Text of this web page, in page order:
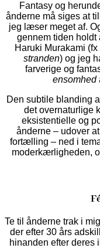
Fantasy og
ånderne må siges at
jeg læser meget af.
gennem tiden holdt
Haruki Murakami (fx
stranden) og jeg
farverige og
ensomhed
Den subtile blanding
det overnaturlige
eksistentielle og
ånderne – udover
fortælling – ned i
moderkærligheden,
Te til ånderne trak i
der efter 30 års
hinanden efter deres